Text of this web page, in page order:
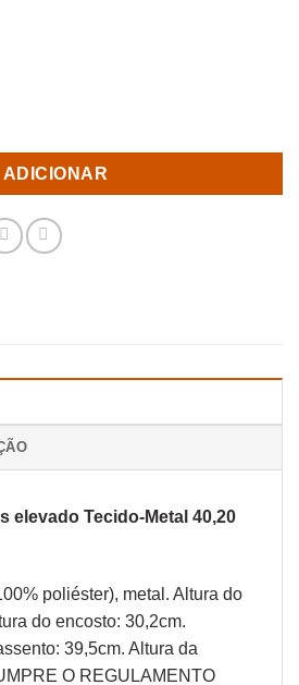
Bordéus elevado Tecido-Metal 40,20
ADICIONAR
elevado Tecido-Metal 40,20
poliéster), metal. Altura do
do encosto: 30,2cm.
39,5cm. Altura da
O REGULAMENTO